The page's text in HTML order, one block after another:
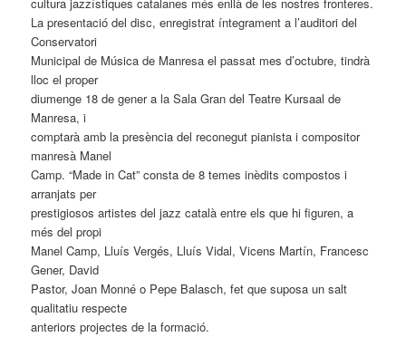
cultura jazzístiques catalanes més enllà de les nostres fronteres.
La presentació del disc, enregistrat íntegrament a l’auditori del
Conservatori
Municipal de Música de Manresa el passat mes d’octubre, tindrà
lloc el proper
diumenge 18 de gener a la Sala Gran del Teatre Kursaal de
Manresa, i
comptarà amb la presència del reconegut pianista i compositor
manresà Manel
Camp. “Made in Cat” consta de 8 temes inèdits compostos i
arranjats per
prestigiosos artistes del jazz català entre els que hi figuren, a
més del propi
Manel Camp, Lluís Vergés, Lluís Vidal, Vicens Martín, Francesc
Gener, David
Pastor, Joan Monné o Pepe Balasch, fet que suposa un salt
qualitatiu respecte
anteriors projectes de la formació.